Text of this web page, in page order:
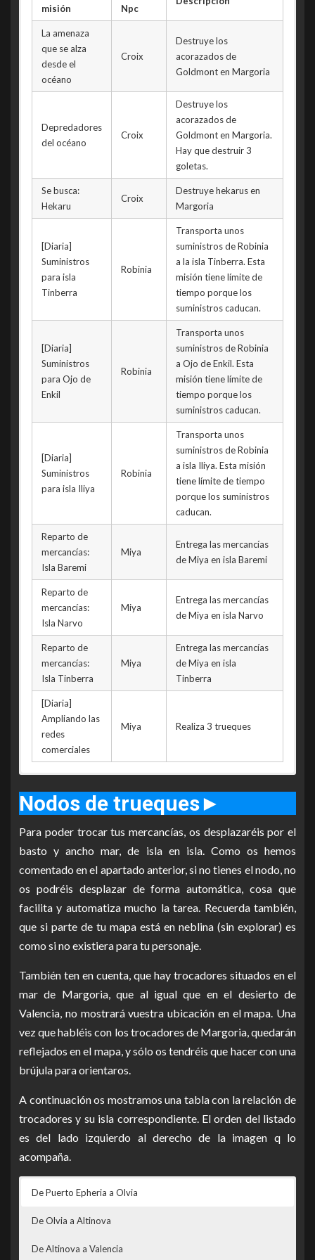
misión Npc
La amenaza
que se alza
desde el
océano
Croix
Destruye los
acorazados de
Goldmont en Margoria
Depredadores
del océano
Croix
Destruye los
acorazados de
Goldmont en Margoria.
Hay que destruir 3
goletas.
Se busca:
Hekaru
Croix
Destruye hekarus en
Margoria
[Diaria]
Suministros
para isla
Tinberra
Robinia
Transporta unos
suministros de Robinia
a la isla Tinberra. Esta
misión tiene límite de
tiempo porque los
suministros caducan.
[Diaria]
Suministros
para Ojo de
Enkil
Robinia
Transporta unos
suministros de Robinia
a Ojo de Enkil. Esta
misión tiene límite de
tiempo porque los
suministros caducan.
[Diaria]
Suministros
para isla Iliya
Robinia
Transporta unos
suministros de Robinia
a isla Iliya. Esta misión
tiene límite de tiempo
porque los suministros
caducan.
Reparto de
mercancías:
Isla Baremi
Miya
Entrega las mercancías
de Miya en isla Baremi
Reparto de
mercancías:
Isla Narvo
Miya
Entrega las mercancías
de Miya en isla Narvo
Reparto de
mercancías:
Isla Tinberra
Miya
Entrega las mercancías
de Miya en isla
Tinberra
[Diaria]
Ampliando las
redes
comerciales
Miya Realiza 3 trueques
misión
Npc
Descripción
Un tesoro
flotando en el
océano
Derrota hekarus en el
Gran Océano
Los bucaneros
más temidos
Dius
acorazados de
Goldmont en Margoria
¡No bajes la
acorazados de
(0/3)
derrotar atemar, balegonte y mantaburón. Decidiendo si
derrotas adultos o crías.
misión
Npc
Descripción
[Diaria] La prueba
Ravikel
Realiza 5
[Diaria] Los
acuerdos de la Luna
Soldado
Derrota 2 crías
marinos al sur del
Ojo de Enkil
[Diaria] Cada quien,
que cuide de sí
Soldado
Derrota a 1
hekaru al noreste
[Diaria] Todos
Derrota a 1
noroeste de Ojo
[Diaria] Cazando
balegontes para la
Luna menguante
Derrota un
[Diaria] Cazando
la Luna menguante
[Diaria] Cazando
Nodos de trueques►
Para poder trocar tus mercancías, os desplazaréis por el
basto y ancho mar, de isla en isla. Como os hemos
comentado en el apartado anterior, si no tienes el nodo, no
os podréis desplazar de forma automática, cosa que
facilita y automatiza mucho la tarea. Recuerda también,
que si parte de tu mapa está en neblina (sin explorar) es
como si no existiera para tu personaje.
También ten en cuenta, que hay trocadores situados en el
mar de Margoria, que al igual que en el desierto de
Valencia, no mostrará vuestra ubicación en el mapa. Una
vez que habléis con los trocadores de Margoria, quedarán
reflejados en el mapa, y sólo os tendréis que hacer con una
brújula para orientaros.
A continuación os mostramos una tabla con la relación de
trocadores y su isla correspondiente. El orden del listado
es del lado izquierdo al derecho de la imagen q lo
acompaña.
De Puerto Epheria a Olvia
De Olvia a Altinova
De Altinova a Valencia